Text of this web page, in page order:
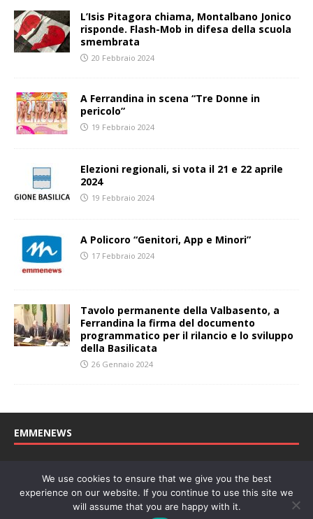
L’Isis Pitagora chiama, Montalbano Jonico
risponde. Flash-Mob in difesa della scuola
smembrata
20 Febbraio 2024
A Ferrandina in scena “Tre Donne in
pericolo”
19 Febbraio 2024
Elezioni regionali, si vota il 21 e 22 aprile
2024
19 Febbraio 2024
A Policoro “Genitori, App e Minori”
17 Febbraio 2024
Tavolo permanente della Valbasento, a
Ferrandina la firma del documento
programmatico per il rilancio e lo sviluppo
della Basilicata
26 Gennaio 2024
EMMENEWS
27/04/2011. Direttore Responsabile: Concetta Monzo, Editore: Deah
soc. coop. P. Iva: 01219430772
We use cookies to ensure that we give you the best
experience on our website. If you continue to use this site we
will assume that you are happy with it.